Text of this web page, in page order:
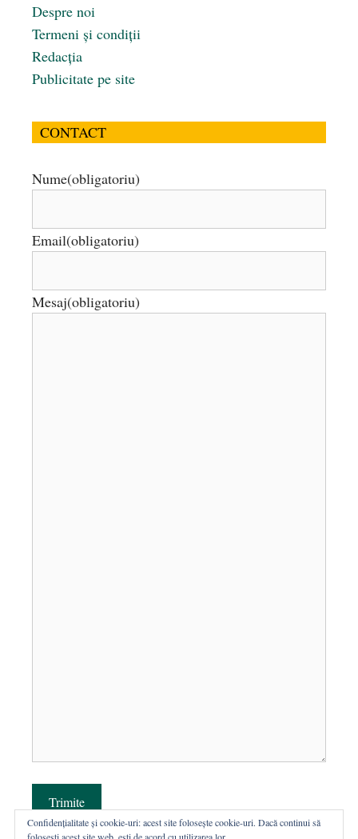
Despre noi
Termeni și condiții
Redacția
Publicitate pe site
CONTACT
Nume(obligatoriu)
Email(obligatoriu)
Mesaj(obligatoriu)
Trimite
Confidențialitate și cookie-uri: acest site folosește cookie-uri. Dacă continui să